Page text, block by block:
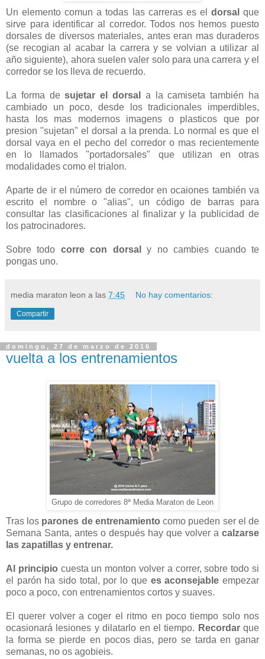
Un elemento comun a todas las carreras es el dorsal que
sirve para identificar al corredor. Todos nos hemos puesto
dorsales de diversos materiales, antes eran mas duraderos
(se recogian al acabar la carrera y se volvian a utilizar al
año siguiente), ahora suelen valer solo para una carrera y el
corredor se los lleva de recuerdo.
La forma desujetar el dorsal a la camiseta también ha
cambiado un poco, desde los tradicionales imperdibles,
hasta los mas modernos imagens o plasticos que por
presion "sujetan" el dorsal a la prenda. Lo normal es que el
dorsal vaya en el pecho del corredor o mas recientemente
en lo llamados "portadorsales" que utilizan en otras
modalidades como el trialon.
Aparte de ir el número de corredor en ocaiones también va
escrito el nombre o "alias", un código de barras para
consultar las clasificaciones al finalizar y la publicidad de
los patrocinadores.
Sobre todo corre con dorsaly no cambies cuando te
pongas uno.
media maraton leon a las 7:45 No hay comentarios:
Compartir
domingo, 27 de marzo de 2016
vuelta a los entrenamientos
Grupo de corredores 8ª Media Maraton de Leon
Tras los parones de entrenamiento como pueden ser el de
Semana Santa, antes o después hay que volver a calzarse
las zapatillas y entrenar.
Al principio cuesta un monton volver a correr, sobre todo si
el parón ha sido total, por lo que es aconsejable empezar
poco a poco, con entrenamientos cortos y suaves.
El querer volver a coger el ritmo en poco tiempo solo nos
ocasionará lesiones y dilatarlo en el tiempo. Recordarque
la forma se pierde en pocos dias, pero se tarda en ganar
semanas, no os agobieis.